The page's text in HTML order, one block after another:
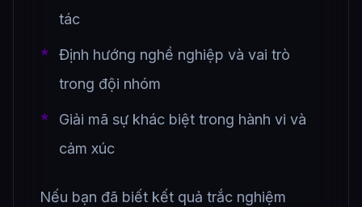
tác
Định hướng nghề nghiệp và vai trò
trong đội nhóm
Giải mã sự khác biệt trong hành vi và
cảm xúc
Nếu bạn đã biết kết quả trắc nghiệm